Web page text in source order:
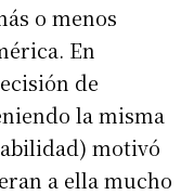
o menos
En
de
la misma
motivó
a ella mucho